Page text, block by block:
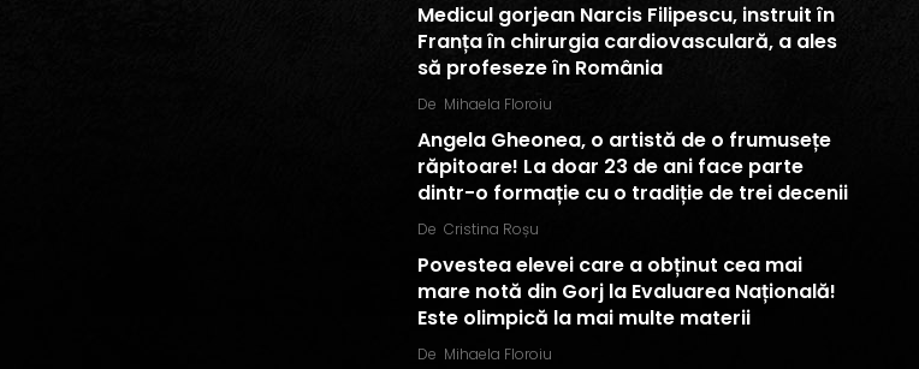
Medicul gorjean Narcis Filipescu, instruit în
Franța în chirurgia cardiovasculară, a ales
să profeseze în România
De Mihaela Floroiu
Angela Gheonea, o artistă de o frumusețe
răpitoare! La doar 23 de ani face parte
dintr-o formație cu o tradiție de trei decenii
De Cristina Roșu
Povestea elevei care a obținut cea mai
mare notă din Gorj la Evaluarea Națională!
Este olimpică la mai multe materii
De Mihaela Floroiu